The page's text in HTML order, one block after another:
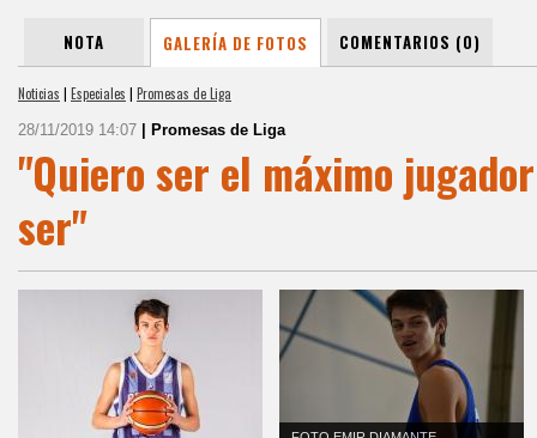
NOTA GALERÍA DE FOTOS COMENTARIOS (0)
Noticias | Especiales | Promesas de Liga
28/11/2019 14:07 | Promesas de Liga
"Quiero ser el máximo
ser"